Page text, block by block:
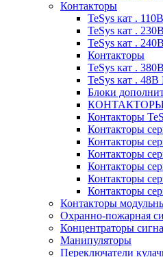
Контакторы
TeSys кат .
TeSys кат .
TeSys кат .
Контакторы
TeSys кат .
TeSys кат . 48В
Блоки
КОНТАКТОРЫ
Контакторы
Контакторы
Контакторы
Контакторы
Контакторы
Контакторы
Контакторы
Контакторы
Охранно-пожарная
Концентраторы
Манипуляторы
Переключатели